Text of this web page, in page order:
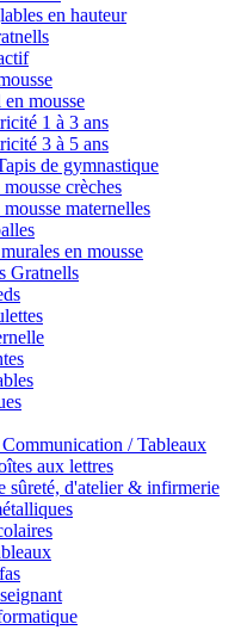
en hauteur
mousse
1 à 3 ans
3 à 5 ans
de gymnastique
crèches
maternelles
en mousse
Gratnells
/ Tableaux
aux lettres
sûreté, d'atelier & infirmerie